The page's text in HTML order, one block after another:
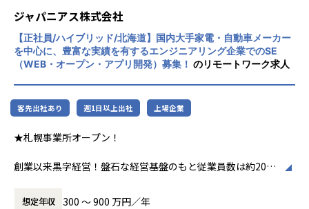
ジャパニアス株式会社
【正社員/ハイブリッド/北海道】国内大手家電・自動車メーカー
を中心に、豊富な実績を有するエンジニアリング企業でのSE
（WEB・オープン・アプリ開発）募集！ のリモートワーク求人
客先出社あり 週1日以上出社 上場企業
★札幌事業所オープン！
創業以来黒字経営！盤石な経営基盤のもと従業員数は約2000
採用です!!
想定年収 300 〜 900 万円／年